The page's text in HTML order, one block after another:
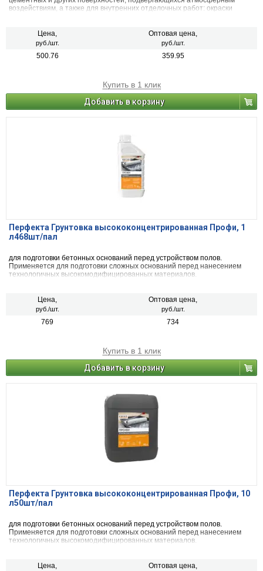
воздействиям, а также для внутренних отделочных работ: окраски
Цена,
руб./шт.
Оптовая цена,
руб./шт.
500.76 359.95
Купить в 1 клик
Добавить в корзину
Перфекта Грунтовка высококонцентрированная Профи, 1
л468шт/пал
для подготовки бетонных оснований перед устройством полов.
Применяется для подготовки сложных оснований перед нанесением
технологичных высокомодифицированных материалов.
Цена,
руб./шт.
Оптовая цена,
руб./шт.
769 734
Купить в 1 клик
Добавить в корзину
Перфекта Грунтовка высококонцентрированная Профи, 10
л50шт/пал
для подготовки бетонных оснований перед устройством полов.
Применяется для подготовки сложных оснований перед нанесением
технологичных высокомодифицированных материалов.
Цена, Оптовая цена,